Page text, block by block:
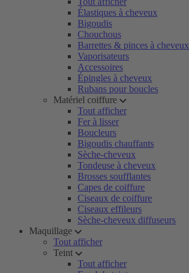
Élastiques à cheveux
Bigoudis
Chouchous
Barrettes & pinces à cheveux
Vaporisateurs
Accessoires
Épingles à cheveux
Rubans pour boucles
Matériel coiffure
Tout afficher
Fer à lisser
Boucleurs
Bigoudis chauffants
Sèche-cheveux
Tondeuse à cheveux
Brosses soufflantes
Capes de coiffure
Ciseaux de coiffure
Ciseaux effileurs
Sèche-cheveux diffuseurs
Maquillage
Tout afficher
Teint
Tout afficher